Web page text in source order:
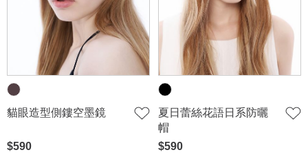
貓眼造型側鏤空墨鏡
$590
夏日蕾絲花語日系防曬
帽
$590